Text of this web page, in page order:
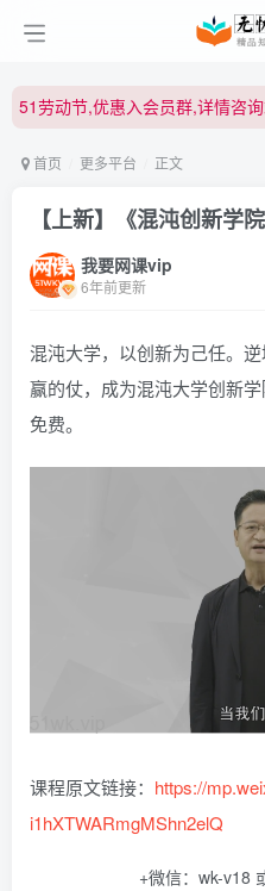
51劳动节,优惠入会员群,详情咨
51劳动节,优惠入会员群,详情咨
首页 更多平台 正文
【上新】《混沌创新学
我要网课vip
6年前更新
混沌大学，以创新为己任。
赢的仗，成为混沌大学创新
免费。
课程原文链接： https://
i1hXTWARmgMShn2elQ
+微信：wk-v18